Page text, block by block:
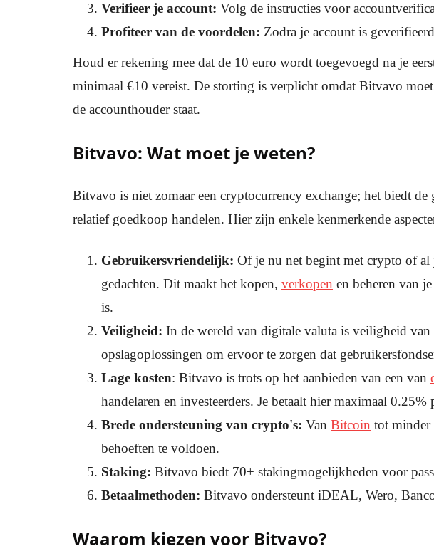
Verifieer je account: Volg de instructies voor
Profiteer van de voordelen: Zodra je account is
Houd er rekening mee dat de 10 euro wordt toegevoegd na je
minimaal €10 vereist. De storting is verplicht omdat Bitvavo
de accounthouder staat.
Bitvavo: Wat moet je weten?
Bitvavo is niet zomaar een cryptocurrency exchange; het biedt
relatief goedkoop handelen. Hier zijn enkele kenmerkende
Gebruikersvriendelijk: Of je nu net begint met crypto of
gedachten. Dit maakt het kopen, verkopen en beheren van
is.
Veiligheid: In de wereld van digitale valuta is veiligheid
opslagoplossingen om ervoor te zorgen dat
Lage kosten: Bitvavo is trots op het aanbieden van een van
handelaren en investeerders. Je betaalt hier maximaal 0.25%
Brede ondersteuning van crypto's: Van Bitcoin tot minder
behoeften te voldoen.
Staking: Bitvavo biedt 70+ stakingmogelijkheden voor
Betaalmethoden: Bitvavo ondersteunt iDEAL, Wero,
Waarom kiezen voor Bitvavo?